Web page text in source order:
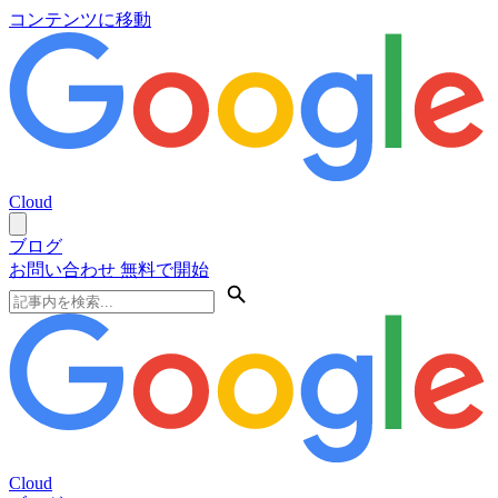
コンテンツに移動
Cloud
ブログ
お問い合わせ 無料で開始
Cloud